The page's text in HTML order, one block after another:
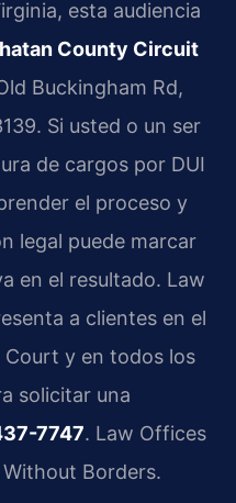
esta audiencia
County Circuit
Buckingham Rd,
Si usted o un ser
de cargos por DUI
el proceso y
legal puede marcar
en el resultado. Law
a clientes en el
y en todos los
solicitar una
7747. Law Offices
Without Borders.